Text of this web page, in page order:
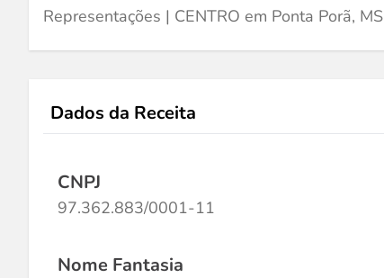
Representações | CENTRO em Ponta Porã, MS
Dados da Receita
CNPJ
97.362.883/0001-11
Nome Fantasia